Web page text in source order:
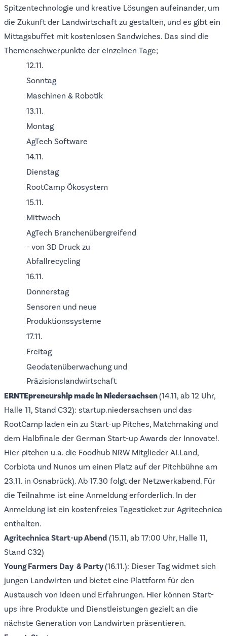
Spitzentechnologie und kreative Lösungen aufeinander, um
die Zukunft der Landwirtschaft zu gestalten, und es gibt ein
Mittagsbuffet mit kostenlosen Sandwiches. Das sind die
Themenschwerpunkte der einzelnen Tage;
12.11.
Sonntag
Maschinen & Robotik
13.11.
Montag
AgTech Software
14.11.
Dienstag
RootCamp Ökosystem
15.11.
Mittwoch
AgTech Branchenübergreifend
- von 3D Druck zu
Abfallrecycling
16.11.
Donnerstag
Sensoren und neue
Produktionssysteme
17.11.
Freitag
Geodatenüberwachung und
Präzisionslandwirtschaft
ERNTEpreneurship made in Niedersachsen(14.11, ab 12 Uhr,
Halle 11, Stand C32): startup.niedersachsen und das
RootCamp laden ein zu Start-up Pitches, Matchmaking und
dem Halbfinale der German Start-up Awards der Innovate!.
Hier pitchen u.a. die Foodhub NRW Mitglieder AI.Land,
Corbiota und Nunos um einen Platz auf der Pitchbühne am
23.11. in Osnabrück). Ab 17.30 folgt der Netzwerkabend. Für
die Teilnahme ist eine Anmeldung erforderlich. In der
Anmeldung ist ein kostenfreies Tagesticket zur Agritechnica
enthalten.
Agritechnica Start-up Abend (15.11, ab 17:00 Uhr, Halle 11,
Stand C32)
Young Farmers Day & Party(16.11.): Dieser Tag widmet sich
jungen Landwirten und bietet eine Plattform für den
Austausch von Ideen und Erfahrungen. Hier können Start-
ups ihre Produkte und Dienstleistungen gezielt an die
nächste Generation von Landwirten präsentieren.